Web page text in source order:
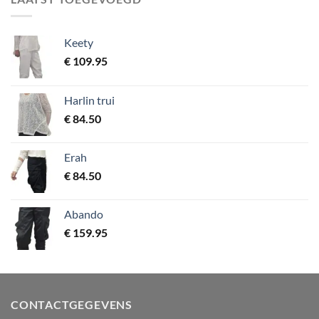
Keety
€ 109.95
Harlin trui
€84.50
Erah
€84.50
Abando
€ 159.95
CONTACTGEGEVENS